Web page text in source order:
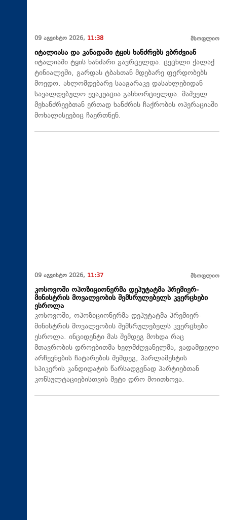
09 აგვისტო 2026, 11:38 მსოფლიო
იტალიასა და კანადაში ტყის ხანძრებს ებრძვიან
იტალიაში ტყის ხანძარი გავრცელდა. ცეცხლი ქალაქ
ტინიალეში, გარდას ტბასთან მდებარე ფერდობებს
მოედო. ახლომდებარე სააგარაკე დასახლებიდან
სავალდებულო ევაკუაცია განხორციელდა. მაშველ
მეხანძრეებთან ერთად ხანძრის ჩაქრობის ოპერაციაში
მოხალისეებიც ჩაერთნენ.
09 აგვისტო 2026, 11:37 მსოფლიო
კოსოვოში ოპოზიციონერმა დეპუტატმა პრემიერ-
მინისტრის მოვალეობის შემსრულებელს კვერცხები
ესროლა
კოსოვოში, ოპოზიციონერმა დეპუტატმა პრემიერ-
მინისტრის მოვალეობის შემსრულებელს კვერცხები
ესროლა. ინციდენტი მას შემდეგ მოხდა რაც
მთავრობის დროებითმა ხელმძღვანელმა, ვადამდელი
არჩევნების ჩატარების შემდეგ, პარლამენტის
სპიკერის კანდიდატის წარსადგენად პარტიებთან
კონსულტაციებისთვის მეტი დრო მოითხოვა.